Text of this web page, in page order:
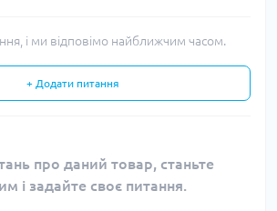
і ми відповімо найближчим часом.
+ Додати питання
про даний товар, станьте
і задайте своє питання.